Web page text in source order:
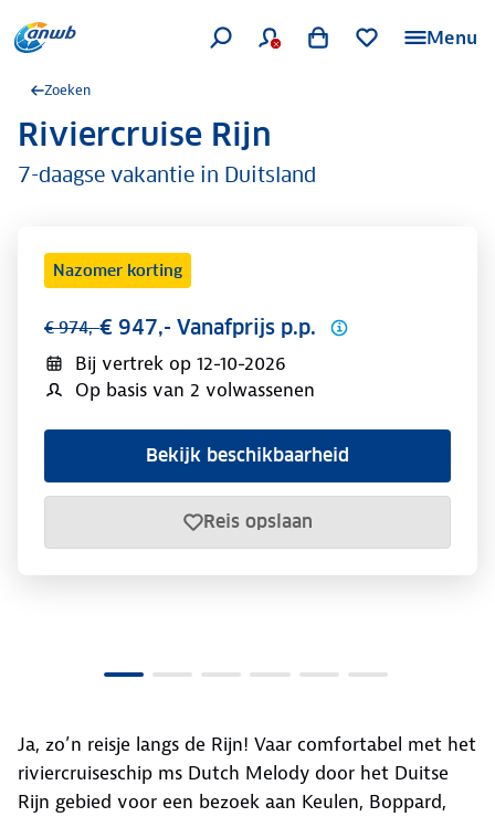
Menu
Zoeken
.Riviercruise Rijn
7-daagse vakantie in Duitsland
Nazomer korting
€ 974,-€ 947,- Vanafprijs p.p.
Bij vertrek op 12-10-2026
Op basis van 2 volwassenen
Bekijk beschikbaarheid
Reis opslaan
Ja, zo’n reisje langs de Rijn! Vaar comfortabel met het
riviercruiseschip ms Dutch Melody door het Duitse
Rijn gebied voor een bezoek aan Keulen, Boppard,